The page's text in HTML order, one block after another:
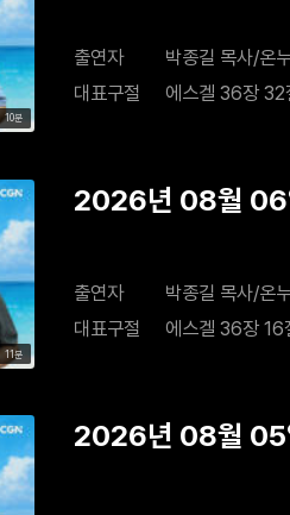
10분
출연자
박종길 목사/온
대표구절
에스겔 36장
11분
2026년 08월 06
출연자
박종길 목사/온
대표구절
에스겔 36장 16
2026년 08월 05